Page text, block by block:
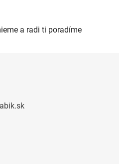
p a radi ti poradíme